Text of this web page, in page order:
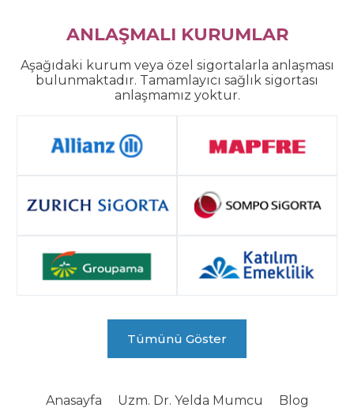
ANLAŞMALI KURUMLAR
Aşağıdaki kurum veya özel sigortalarla anlaşması
bulunmaktadır. Tamamlayıcı sağlık sigortası
anlaşmamız yoktur.
Tümünü Göster
Anasayfa Uzm. Dr. Yelda Mumcu Blog